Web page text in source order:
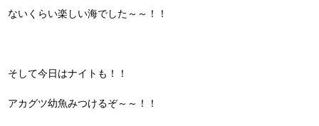
ないくらい楽しい海でした～～！！
そして今日はナイトも！！
アカグツ幼魚みつけるぞ～～！！